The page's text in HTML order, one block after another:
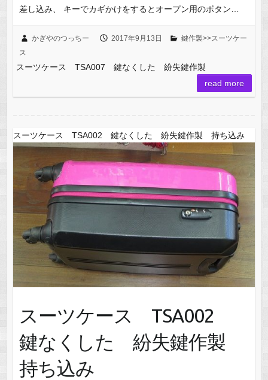
差し込み、 キーでカギかけをするとオープン用のボタン…
かぎやのつっちー 2017年9月13日
鍵作製>>スーツケー
ス
スーツケース TSA007 鍵なくした 紛失鍵作製
read more
スーツケース TSA002 鍵なくした 紛失鍵作製 持ち込み
スーツケース TSA002
鍵なくした 紛失鍵作製
持ち込み